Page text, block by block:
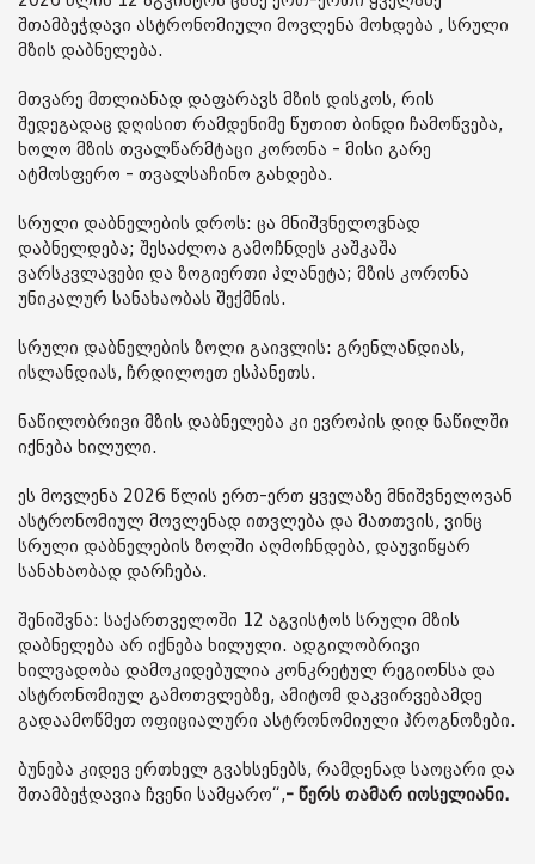
შთამბეჭდავი ასტრონომიული მოვლენა მოხდება , სრული
მზის დაბნელება.
მთვარე მთლიანად დაფარავს მზის დისკოს, რის
შედეგადაც დღისით რამდენიმე წუთით ბინდი ჩამოწვება,
ხოლო მზის თვალწარმტაცი კორონა - მისი გარე
ატმოსფერო - თვალსაჩინო გახდება.
სრული დაბნელების დროს: ცა მნიშვნელოვნად
დაბნელდება; შესაძლოა გამოჩნდეს კაშკაშა
ვარსკვლავები და ზოგიერთი პლანეტა; მზის კორონა
უნიკალურ სანახაობას შექმნის.
სრული დაბნელების ზოლი გაივლის: გრენლანდიას,
ისლანდიას, ჩრდილოეთ ესპანეთს.
ნაწილობრივი მზის დაბნელება კი ევროპის დიდ ნაწილში
იქნება ხილული.
ეს მოვლენა 2026 წლის ერთ-ერთ ყველაზე მნიშვნელოვან
ასტრონომიულ მოვლენად ითვლება და მათთვის, ვინც
სრული დაბნელების ზოლში აღმოჩნდება, დაუვიწყარ
სანახაობად დარჩება.
შენიშვნა: საქართველოში 12 აგვისტოს სრული მზის
დაბნელება არ იქნება ხილული. ადგილობრივი
ხილვადობა დამოკიდებულია კონკრეტულ რეგიონსა და
ასტრონომიულ გამოთვლებზე, ამიტომ დაკვირვებამდე
გადაამოწმეთ ოფიციალური ასტრონომიული პროგნოზები.
ბუნება კიდევ ერთხელ გვახსენებს, რამდენად საოცარი და
შთამბეჭდავია ჩვენი სამყარო“,- წერს თამარ იოსელიანი.